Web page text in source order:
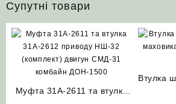
Супутні товари
Муфта 31А-2611 та втулка
Втулка